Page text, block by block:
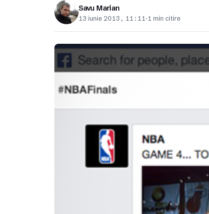
Savu Marian
13 iunie 2013, 11:11 ·1 min citire